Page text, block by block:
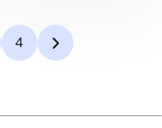
4